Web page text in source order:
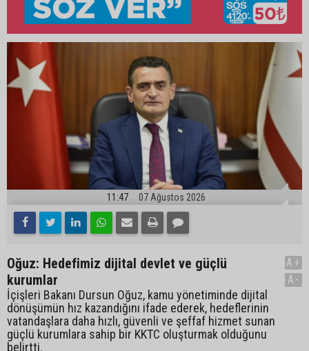
11:47 07 Ağustos 2026
Oğuz: Hedefimiz dijital devlet ve güçlü
kurumlar
İçişleri Bakanı Dursun Oğuz, kamu yönetiminde dijital
dönüşümün hız kazandığını ifade ederek, hedeflerinin
vatandaşlara daha hızlı, güvenli ve şeffaf hizmet sunan
güçlü kurumlara sahip bir KKTC oluşturmak olduğunu
belirtti.
A+
A-